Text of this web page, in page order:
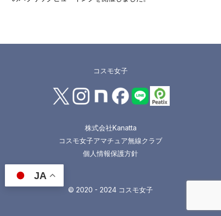
コスモ女子
株式会社Kanatta
コスモ女子アマチュア無線クラブ
個人情報保護方針
© 2020 - 2024 コスモ女子
JA